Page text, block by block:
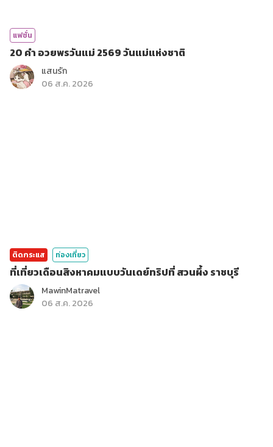
แฟชั่น
20 คำ อวยพรวันแม่ 2569 วันแม่แห่งชาติ
แสนรัก
06 ส.ค. 2026
ติดกระแส ท่องเที่ยว
ที่เที่ยวเดือนสิงหาคมแบบวันเดย์ทริปที่ สวนผึ้ง ราชบุรี
MawinMatravel
06 ส.ค. 2026